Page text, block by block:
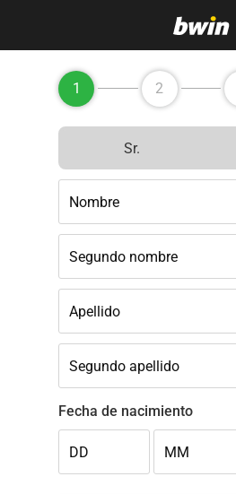
1 2
Sr.
Nombre
Segundo nombre
Apellido
Segundo apellido
Fecha de nacimiento
DD MM